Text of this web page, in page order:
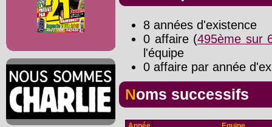
8 années d'existence
0 affaire (495ème sur
l'équipe
0 affaire par année
Noms successifs